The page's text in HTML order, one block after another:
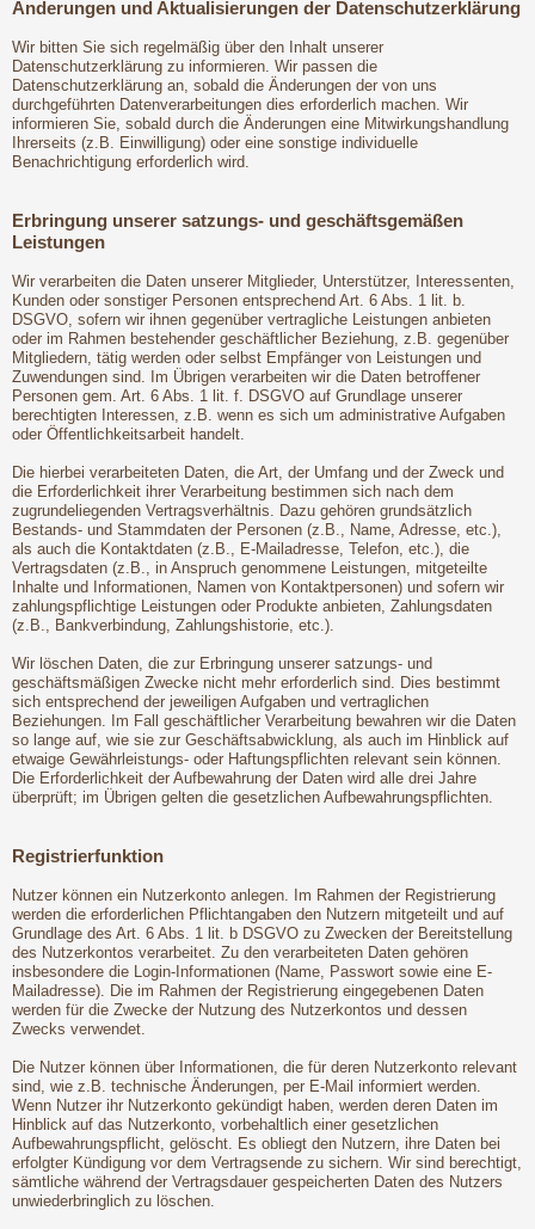
Änderungen und Aktualisierungen der Datenschutzerklärung
Wir bitten Sie sich regelmäßig über den Inhalt unserer
Datenschutzerklärung zu informieren. Wir passen die
Datenschutzerklärung an, sobald die Änderungen der von uns
durchgeführten Datenverarbeitungen dies erforderlich machen. Wir
informieren Sie, sobald durch die Änderungen eine Mitwirkungshandlung
Ihrerseits (z.B. Einwilligung) oder eine sonstige individuelle
Benachrichtigung erforderlich wird.
Erbringung unserer satzungs- und geschäftsgemäßen
Leistungen
Wir verarbeiten die Daten unserer Mitglieder, Unterstützer, Interessenten,
Kunden oder sonstiger Personen entsprechend Art. 6 Abs. 1 lit. b.
DSGVO, sofern wir ihnen gegenüber vertragliche Leistungen anbieten
oder im Rahmen bestehender geschäftlicher Beziehung, z.B. gegenüber
Mitgliedern, tätig werden oder selbst Empfänger von Leistungen und
Zuwendungen sind. Im Übrigen verarbeiten wir die Daten betroffener
Personen gem. Art. 6 Abs. 1 lit. f. DSGVO auf Grundlage unserer
berechtigten Interessen, z.B. wenn es sich um administrative Aufgaben
oder Öffentlichkeitsarbeit handelt.
Die hierbei verarbeiteten Daten, die Art, der Umfang und der Zweck und
die Erforderlichkeit ihrer Verarbeitung bestimmen sich nach dem
zugrundeliegenden Vertragsverhältnis. Dazu gehören grundsätzlich
Bestands- und Stammdaten der Personen (z.B., Name, Adresse, etc.),
als auch die Kontaktdaten (z.B., E-Mailadresse, Telefon, etc.), die
Vertragsdaten (z.B., in Anspruch genommene Leistungen, mitgeteilte
Inhalte und Informationen, Namen von Kontaktpersonen) und sofern wir
zahlungspflichtige Leistungen oder Produkte anbieten, Zahlungsdaten
(z.B., Bankverbindung, Zahlungshistorie, etc.).
Wir löschen Daten, die zur Erbringung unserer satzungs- und
geschäftsmäßigen Zwecke nicht mehr erforderlich sind. Dies bestimmt
sich entsprechend der jeweiligen Aufgaben und vertraglichen
Beziehungen. Im Fall geschäftlicher Verarbeitung bewahren wir die Daten
so lange auf, wie sie zur Geschäftsabwicklung, als auch im Hinblick auf
etwaige Gewährleistungs- oder Haftungspflichten relevant sein können.
Die Erforderlichkeit der Aufbewahrung der Daten wird alle drei Jahre
überprüft; im Übrigen gelten die gesetzlichen Aufbewahrungspflichten.
Registrierfunktion
Nutzer können ein Nutzerkonto anlegen. Im Rahmen der Registrierung
werden die erforderlichen Pflichtangaben den Nutzern mitgeteilt und auf
Grundlage des Art. 6 Abs. 1 lit. b DSGVO zu Zwecken der Bereitstellung
des Nutzerkontos verarbeitet. Zu den verarbeiteten Daten gehören
insbesondere die Login-Informationen (Name, Passwort sowie eine E-
Mailadresse). Die im Rahmen der Registrierung eingegebenen Daten
werden für die Zwecke der Nutzung des Nutzerkontos und dessen
Zwecks verwendet.
Die Nutzer können über Informationen, die für deren Nutzerkonto relevant
sind, wie z.B. technische Änderungen, per E-Mail informiert werden.
Wenn Nutzer ihr Nutzerkonto gekündigt haben, werden deren Daten im
Hinblick auf das Nutzerkonto, vorbehaltlich einer gesetzlichen
Aufbewahrungspflicht, gelöscht. Es obliegt den Nutzern, ihre Daten bei
erfolgter Kündigung vor dem Vertragsende zu sichern. Wir sind berechtigt,
sämtliche während der Vertragsdauer gespeicherten Daten des Nutzers
unwiederbringlich zu löschen.